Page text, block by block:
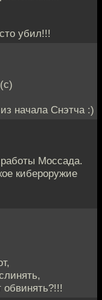
убил!!!
начала Снэтча :)
Моссада.
кибероружие
обвинять?!!!